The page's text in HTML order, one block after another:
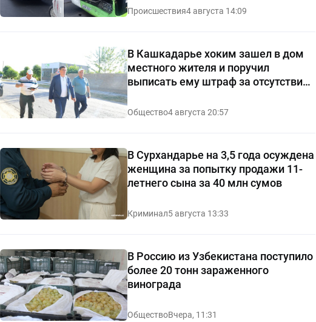
Происшествия4 августа 14:09
В Кашкадарье хоким зашел в дом
местного жителя и поручил
выписать ему штраф за отсутствие
чистоты — видео
Общество4 августа 20:57
В Сурхандарье на 3,5 года осуждена
женщина за попытку продажи 11-
летнего сына за 40 млн сумов
Криминал5 августа 13:33
В Россию из Узбекистана поступило
более 20 тонн зараженного
винограда
ОбществоВчера, 11:31